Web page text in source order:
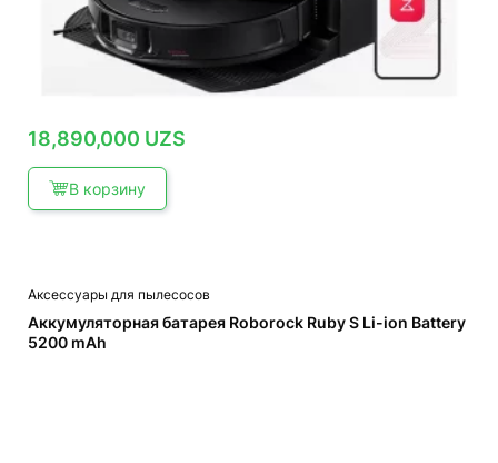
18,890,000 UZS
В корзину
Аксессуары для пылесосов
Аккумуляторная батарея Roborock Ruby S Li-ion Battery
5200 mAh